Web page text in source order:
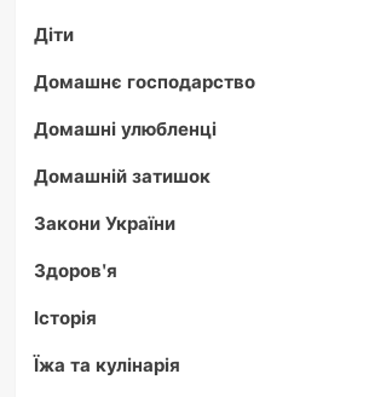
Діти
Домашнє господарство
Домашні улюбленці
Домашній затишок
Закони України
Здоров'я
Історія
Їжа та кулінарія